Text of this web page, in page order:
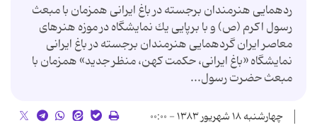
ردهمایی هنرمندان برجسته در باغ ایرانی همزمان با مبعث
رسول اكرم (ص) و با برپایی یك نمایشگاه در موزه هنرهای
معاصر ایران گردهمایی هنرمندان برجسته در باغ ایرانی
نمایشگاه «باغ ایرانی، حكمت كهن، منظر جدید» همزمان با
مبعث حضرت رسول...
چهارشنبه ۱۸ شهریور ۱۳۸۳ - ۰۰:۰۰